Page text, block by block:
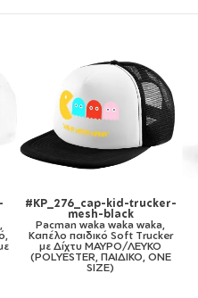
#KP_276_mug-mirror-
gold
Pacman waka waka waka,
Κούπα κεραμική, χρυσή
καθρέπτης, 330ml